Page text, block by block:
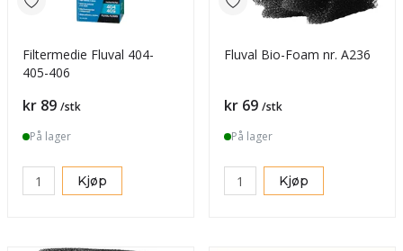
Filtermedie Fluval 404-
405-406
Pris
kr 89 /stk
På lager
Kjøp
Fluval Bio-Foam nr. A236
Pris
kr 69 /stk
På lager
Kjøp